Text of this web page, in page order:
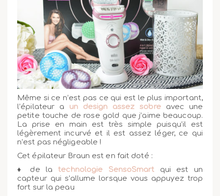
Même si ce n’est pas ce qui est le plus important,
l’épilateur a un design assez sobreavec une
petite touche de rose gold que j’aime beaucoup.
La prise en main est très simple puisqu’il est
légèrement incurvé et il est assez léger, ce qui
n’est pas négligeable !
Cet épilateur Braun est en fait doté :
♦ de latechnologie SensoSmart qui est un
capteur qui s’allume lorsque vous appuyez trop
fort sur la peau